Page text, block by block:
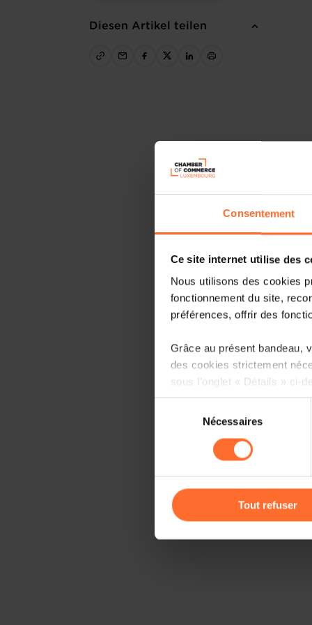
Consentement
Ce site internet utilise des
Nous utilisons des cookies
fonctionnement du site,
préférences, offrir des
Grâce au présent bandeau,
des cookies strictement
sous l’onglet « Détails » ci-
Il est précisé que la
cas de refus de tous les
gauche de chaque page.
consentement
Nécessaires
Tout refuser
Diesen Artikel teilen